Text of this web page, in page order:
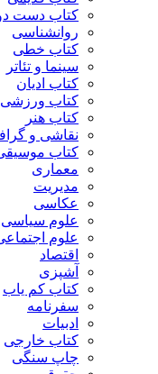
کتاب دست
روانشناسی
کتاب خطی
سینما و تئاتر
کتاب ادیان
کتاب ورزشی
کتاب هنر
نقاشی و
کتاب
معماری
مدیریت
عکاسی
علوم سیاسی
علوم
اقتصاد
آشپزی
کتاب کم یاب
سفرنامه
ادبیات
کتاب خارجی
چاپ سنگی